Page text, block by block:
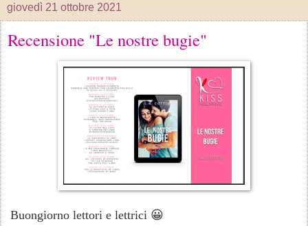
giovedì 21 ottobre 2021
Recensione "Le nostre bugie"
Buongiorno lettori e lettrici 😀